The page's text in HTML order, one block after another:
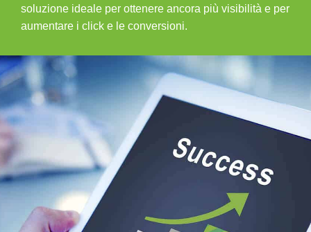
soluzione ideale per ottenere ancora più visibilità e per
aumentare i click e le conversioni.